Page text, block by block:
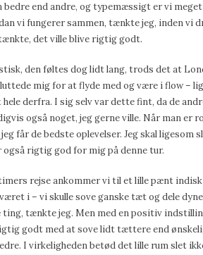
bedre end andre, og typemæssigt er vi
vi fungerer sammen, tænkte jeg, inden vi
det ville blive rigtig godt.
den føltes dog lidt lang, trods det at
mig for at flyde med og være i flow –
derfra. I sig selv var dette fint, da de
også noget, jeg gerne ville. Når man er
får de bedste oplevelser. Jeg skal
rigtig god for mig på denne tur.
rejse ankommer vi til et lille pænt
i – vi skulle sove ganske tæt og dele
ting, tænkte jeg. Men med en positiv
godt med at sove lidt tættere end
I virkeligheden betød det lille rum slet